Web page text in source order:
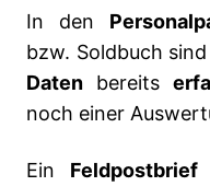
In den
bzw. Soldbuch
Daten bereits
noch einer
Ein Feldpostbrief